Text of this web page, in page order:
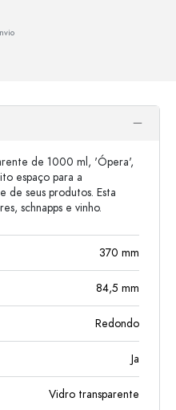
de 1000 ml, 'Ópera',
espaço para a
de seus produtos. Esta
schnapps e vinho.
370 mm
84,5 mm
Redondo
Ja
Vidro transparente